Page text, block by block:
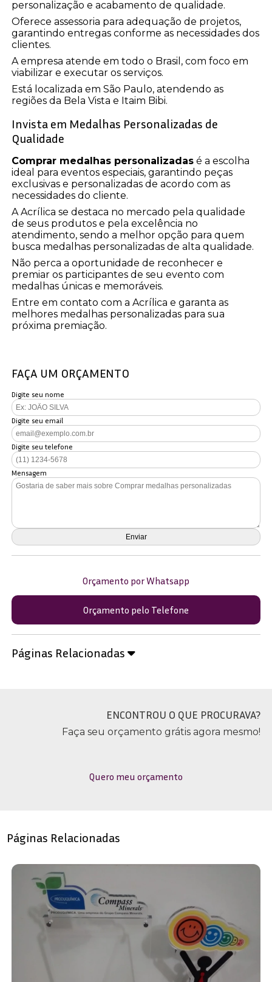
personalização e acabamento de qualidade.
Oferece assessoria para adequação de projetos,
garantindo entregas conforme as necessidades dos
clientes.
A empresa atende em todo o Brasil, com foco em
viabilizar e executar os serviços.
Está localizada em São Paulo, atendendo as
regiões da Bela Vista e Itaim Bibi.
Invista em Medalhas Personalizadas de
Qualidade
Comprar medalhas personalizadas é a escolha
ideal para eventos especiais, garantindo peças
exclusivas e personalizadas de acordo com as
necessidades do cliente.
A Acrílica se destaca no mercado pela qualidade
de seus produtos e pela excelência no
atendimento, sendo a melhor opção para quem
busca medalhas personalizadas de alta qualidade.
Não perca a oportunidade de reconhecer e
premiar os participantes de seu evento com
medalhas únicas e memoráveis.
Entre em contato com a Acrílica e garanta as
melhores medalhas personalizadas para sua
próxima premiação.
FAÇA UM ORÇAMENTO
Digite seu nome
Digite seu email
Digite seu telefone
Mensagem
Orçamento por Whatsapp
Orçamento pelo Telefone
Páginas Relacionadas
ENCONTROU O QUE PROCURAVA?
Faça seu orçamento grátis agora mesmo!
Quero meu orçamento
Páginas Relacionadas